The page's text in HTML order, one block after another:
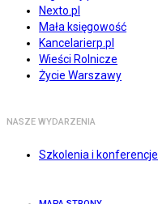
Nexto.pl
Mała księgowość
Kancelarierp.pl
Wieści Rolnicze
Życie Warszawy
NASZE WYDARZENIA
Szkolenia i konferencje